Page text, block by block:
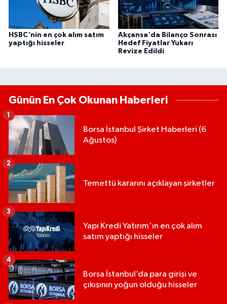
HSBC'nin en çok alım satım
yaptığı hisseler
Akçansa'da Bilanço Sonrası
Hedef Fiyatlar Yukarı
Revize Edildi
Günün En Çok Okunan Haberleri
Borsa İstanbul Şirket Haberleri (6
Ağustos)
1
Temettü kararını açıklayan şirketler
2
Yapı Kredi Yatırım'ın en çok alım
satım yaptığı hisseler
3
Borsa İstanbul’da para girişi ve
çıkışının yoğun olduğu hisseler
4